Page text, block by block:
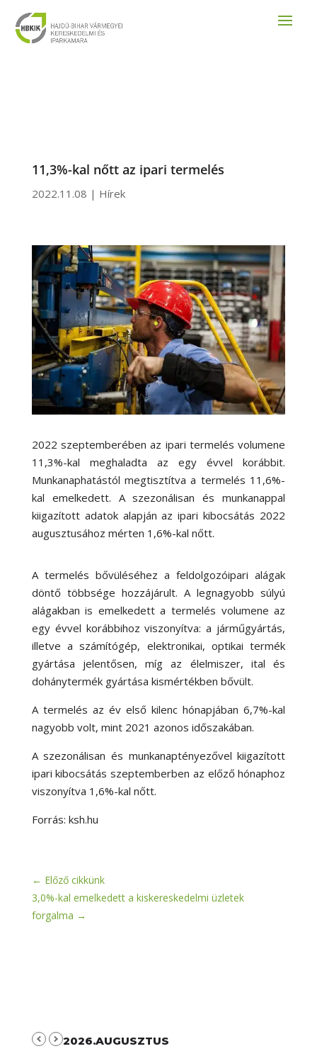
11,3%-kal nőtt az ipari termelés
2022.11.08 | Hírek
2022 szeptemberében az ipari termelés volumene
11,3%-kal meghaladta az egy évvel korábbit.
Munkanaphatástól megtisztítva a termelés 11,6%-
kal emelkedett. A szezonálisan és munkanappal
kiigazított adatok alapján az ipari kibocsátás 2022
augusztusához mérten 1,6%-kal nőtt.
A termelés bővüléséhez a feldolgozóipari alágak
döntő többsége hozzájárult. A legnagyobb súlyú
alágakban is emelkedett a termelés volumene az
egy évvel korábbihoz viszonyítva: a járműgyártás,
illetve a számítógép, elektronikai, optikai termék
gyártása jelentősen, míg az élelmiszer, ital és
dohánytermék gyártása kismértékben bővült.
A termelés az év első kilenc hónapjában 6,7%-kal
nagyobb volt, mint 2021 azonos időszakában.
A szezonálisan és munkanaptényezővel kiigazított
ipari kibocsátás szeptemberben az előző hónaphoz
viszonyítva 1,6%-kal nőtt.
Forrás: ksh.hu
← Előző cikkünk
3,0%-kal emelkedett a kiskereskedelmi üzletek
forgalma →
2026.AUGUSZTUS